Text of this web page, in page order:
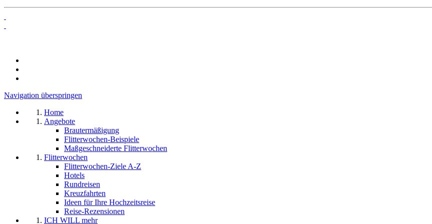
Navigation überspringen
Home
Angebote
Brautermäßigung
Flitterwochen-Beispiele
Maßgeschneiderte Flitterwochen
Flitterwochen
Flitterwochen-Ziele A-Z
Hotels
Rundreisen
Kreuzfahrten
Ideen für Ihre Hochzeitsreise
Reise-Rezensionen
ICH WILL mehr